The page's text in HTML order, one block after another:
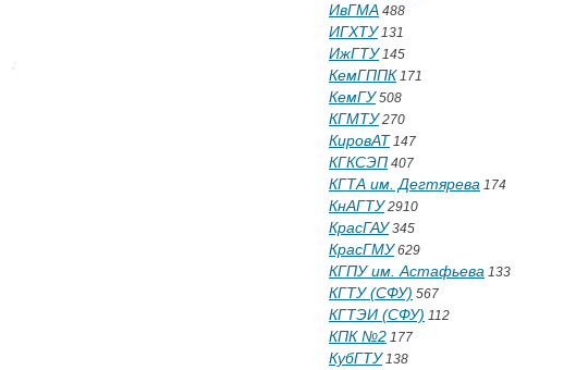
ИвГМА 488
ИГХТУ131
ИжГТУ145
КемГППК 171
КемГУ508
КГМТУ270
КировАТ 147
КГКСЭП 407
КГТА им. Дегтярева 174
КнАГТУ2910
КрасГАУ345
КрасГМУ629
КГПУ им. Астафьева 133
КГТУ (СФУ) 567
КГТЭИ (СФУ) 112
КПК №2 177
КубГТУ138